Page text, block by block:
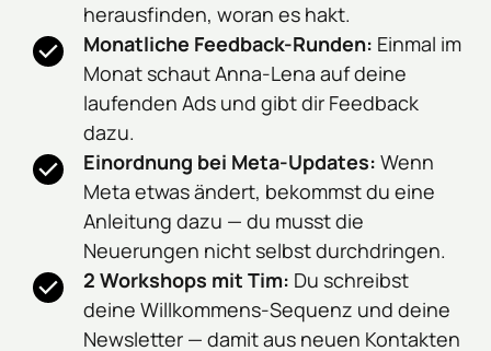
herausfinden, woran es hakt.
Monatliche Feedback-Runden: Einmal im
Monat schaut Anna-Lena auf deine
laufenden Ads und gibt dir Feedback
dazu.
Einordnung bei Meta-Updates: Wenn
Meta etwas ändert, bekommst du eine
Anleitung dazu — du musst die
Neuerungen nicht selbst durchdringen.
2 Workshops mit Tim: Du schreibst
deine Willkommens-Sequenz und deine
Newsletter — damit aus neuen Kontakten